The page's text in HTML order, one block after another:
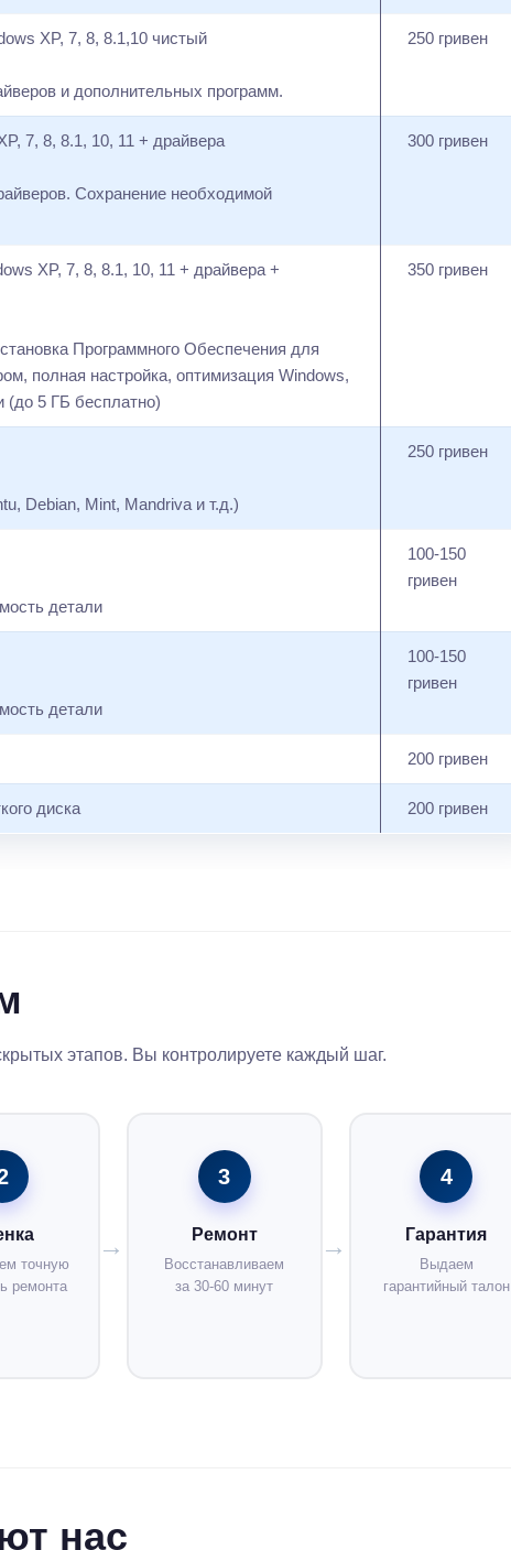
XP, 7, 8, 8.1,10 чистый
и дополнительных программ.
250 гривен
7, 8, 8.1, 10, 11 + драйвера
Сохранение необходимой
300 гривен
XP, 7, 8, 8.1, 10, 11 + драйвера +
Программного Обеспечения для
полная настройка, оптимизация Windows,
(до 5 ГБ бесплатно)
350 гривен
Debian, Mint, Mandriva и т.д.)
250 гривен
детали
100-150
гривен
детали
100-150
гривен
200 гривен
диска 200 гривен
этапов. Вы контролируете каждый шаг.
точную
ремонта
3
Ремонт
Восстанавливаем
за 30-60 минут
4
Гарантия
Выдаем
гарантийный талон
нас